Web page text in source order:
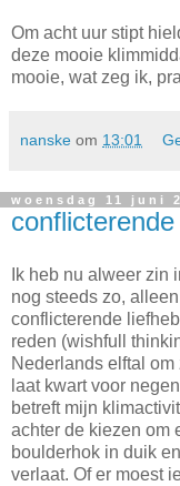
Om acht uur stipt
deze mooie
mooie, wat zeg ik,
nanske om 13:01
woensdag 11 juni
Ik heb nu alweer zin
nog steeds zo,
conflicterende
reden (wishfull
Nederlands elftal
laat kwart voor
betreft mijn
achter de kiezen om
boulderhok in duik
verlaat. Of er moest